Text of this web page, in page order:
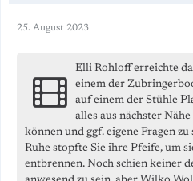
25. August 2023
Elli Rohloff erreichte
einem der
auf einem der Stühle
alles aus nächster
können und ggf. eigene Fragen
Ruhe stopfte Sie ihre Pfeife, um
entbrennen. Noch schien keiner